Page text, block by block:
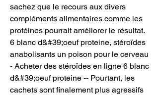
sachez que le recours aux divers
compléments alimentaires comme les
protéines pourrait améliorer le résultat.
6 blanc d&#39;oeuf proteine, stéroïdes
anabolisants un poison pour le cerveau
- Acheter des stéroïdes en ligne 6 blanc
d&#39;oeuf proteine -- Pourtant, les
cachets sont finalement plus agressifs